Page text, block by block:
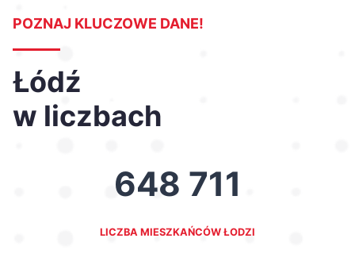
POZNAJ KLUCZOWE DANE!
Łódź
w liczbach
648 711
LICZBA MIESZKAŃCÓW ŁODZI